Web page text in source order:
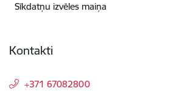
Sīkdatņu izvēles maiņa
Kontakti
+371 67082800